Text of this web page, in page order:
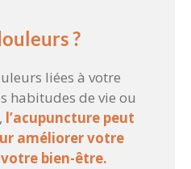
?
liées à votre
habitudes de vie ou
l’acupuncture peut
améliorer votre
bien-être.